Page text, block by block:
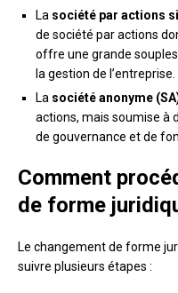
La société par actions
de société par actions
offre une grande
la gestion de l’entreprise.
La société anonyme
actions, mais soumise à
de gouvernance et de
Comment
de forme
Le changement de forme
suivre plusieurs étapes :